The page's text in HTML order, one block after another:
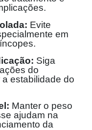
Evite
em
Siga
do
estabilidade do
Manter o peso
ajudam na
da